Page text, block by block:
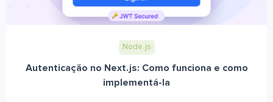
Node.js
Autenticação no Next.js: Como funciona e como
implementá-la